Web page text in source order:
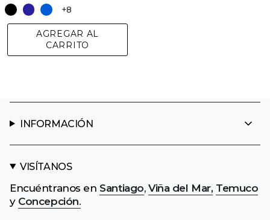
+8
AGREGAR AL
CARRITO
INFORMACIÓN
VISÍTANOS
Encuéntranos en Santiago, Viña del Mar, Temuco
y Concepción.